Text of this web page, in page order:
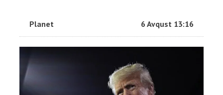
Planet 6 Avqust 13:16